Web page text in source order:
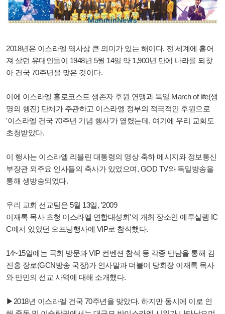
2018년은 이스라엘 역사상 큰 의미가 있는 해이다. 전 세계에 흩어
져 살던 유대인들이 1948년 5월 14일 약 1,900년 만에 나라를 되찾
아 건국 70주년을 맞은 것이다.
이에 이스라엘 홀로코스트 생존자 후원 연맹과 독일 March of life(생
명의 행진) 단체가 주관하고 이스라엘 정부의 적극적인 후원으로
'이스라엘 건국 70주년 기념 행사'가 열렸는데, 여기에 우리 교회도
초청받았다.
이 행사는 이스라엘 리블린 대통령의 영상 축하 메시지와 정보통신
부장관 외주요 인사들의 축사가 있었으며, GOD TV와 독일방송을
통해 생방송되었다.
우리 교회 선교팀은 5월 13일, '2009
이재록 목사 초청 이스라엘 연합대성회'의 개최 장소인 예루살렘 IC
C에서 있었던 오프닝행사에 VIP로 참석했다.
14~15일에는 국회 방문과 VIP 컨벤션 참석 등 각종 만남을 통해 김
진홍 장로(GCN방송 국장)가 인사말과 더불어 당회장 이재록 목사
와 만민의 선교 사역에 대해 소개했다.
▶2018년 이스라엘 건국 70주년을 맞았다. 하지만 동시에 이로 인